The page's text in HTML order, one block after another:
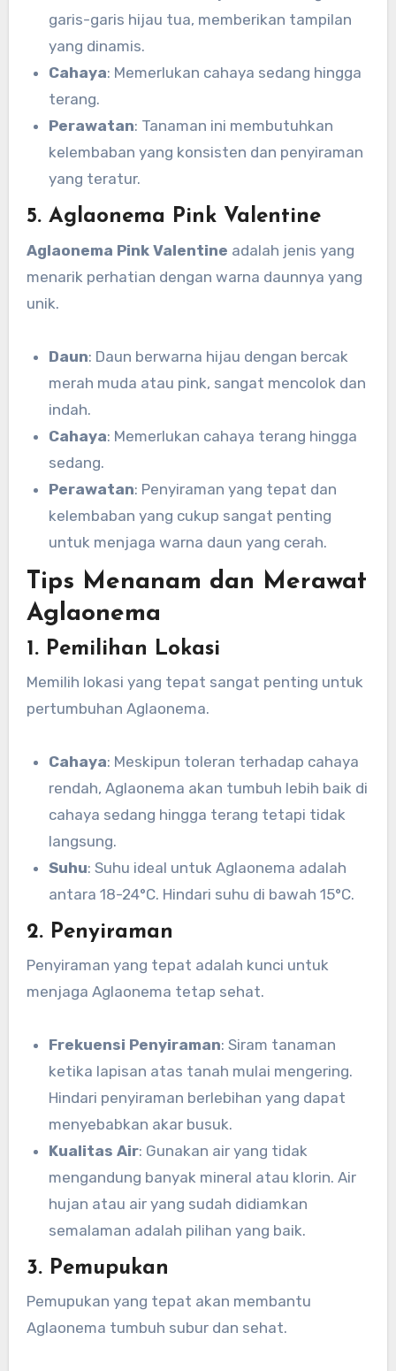
garis-garis hijau tua, memberikan tampilan
yang dinamis.
Cahaya: Memerlukan cahaya sedang hingga
terang.
Perawatan: Tanaman ini membutuhkan
kelembaban yang konsisten dan penyiraman
yang teratur.
5. Aglaonema Pink Valentine
Aglaonema Pink Valentine adalah jenis yang
menarik perhatian dengan warna daunnya yang
unik.
Daun: Daun berwarna hijau dengan bercak
merah muda atau pink, sangat mencolok dan
indah.
Cahaya: Memerlukan cahaya terang hingga
sedang.
Perawatan: Penyiraman yang tepat dan
kelembaban yang cukup sangat penting
untuk menjaga warna daun yang cerah.
Tips Menanam dan Merawat
Aglaonema
1. Pemilihan Lokasi
Memilih lokasi yang tepat sangat penting untuk
pertumbuhan Aglaonema.
Cahaya: Meskipun toleran terhadap cahaya
rendah, Aglaonema akan tumbuh lebih baik di
cahaya sedang hingga terang tetapi tidak
langsung.
Suhu: Suhu ideal untuk Aglaonema adalah
antara 18-24°C. Hindari suhu di bawah 15°C.
2. Penyiraman
Penyiraman yang tepat adalah kunci untuk
menjaga Aglaonema tetap sehat.
Frekuensi Penyiraman: Siram tanaman
ketika lapisan atas tanah mulai mengering.
Hindari penyiraman berlebihan yang dapat
menyebabkan akar busuk.
Kualitas Air: Gunakan air yang tidak
mengandung banyak mineral atau klorin. Air
hujan atau air yang sudah didiamkan
semalaman adalah pilihan yang baik.
3. Pemupukan
Pemupukan yang tepat akan membantu
Aglaonema tumbuh subur dan sehat.